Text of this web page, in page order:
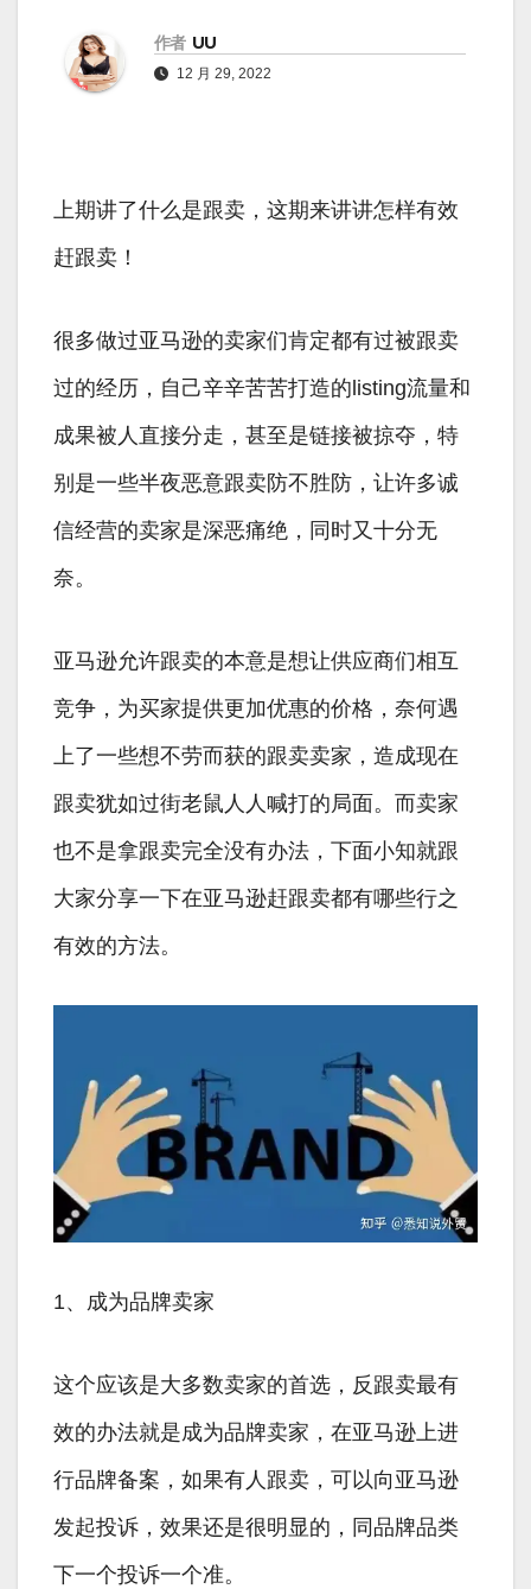
作者 UU
12 月 29, 2022
上期讲了什么是跟卖，这期来讲讲怎样有效
赶跟卖！
很多做过亚马逊的卖家们肯定都有过被跟卖
过的经历，自己辛辛苦苦打造的listing流量和
成果被人直接分走，甚至是链接被掠夺，特
别是一些半夜恶意跟卖防不胜防，让许多诚
信经营的卖家是深恶痛绝，同时又十分无
奈。
亚马逊允许跟卖的本意是想让供应商们相互
竞争，为买家提供更加优惠的价格，奈何遇
上了一些想不劳而获的跟卖卖家，造成现在
跟卖犹如过街老鼠人人喊打的局面。而卖家
也不是拿跟卖完全没有办法，下面小知就跟
大家分享一下在亚马逊赶跟卖都有哪些行之
有效的方法。
1、成为品牌卖家
这个应该是大多数卖家的首选，反跟卖最有
效的办法就是成为品牌卖家，在亚马逊上进
行品牌备案，如果有人跟卖，可以向亚马逊
发起投诉，效果还是很明显的，同品牌品类
下一个投诉一个准。